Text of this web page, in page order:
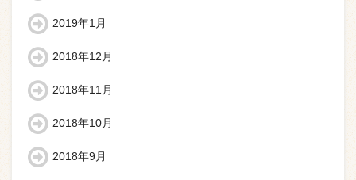
2019年1月
2018年12月
2018年11月
2018年10月
2018年9月